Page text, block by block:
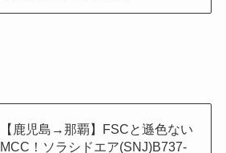
【鹿児島→那覇】FSCと遜色ない
MCC！ソラシドエア(SNJ)B737-